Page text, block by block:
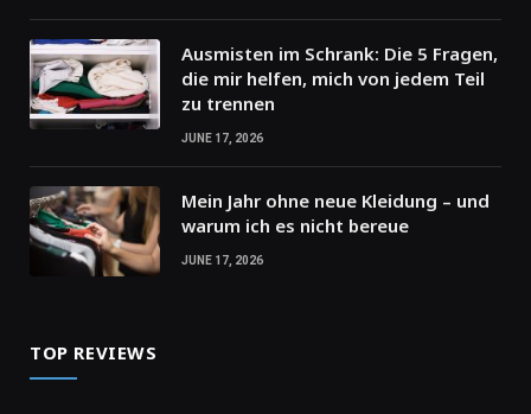
Ausmisten im Schrank: Die 5 Fragen,
die mir helfen, mich von jedem Teil
zu trennen
JUNE 17, 2026
Mein Jahr ohne neue Kleidung – und
warum ich es nicht bereue
JUNE 17, 2026
TOP REVIEWS